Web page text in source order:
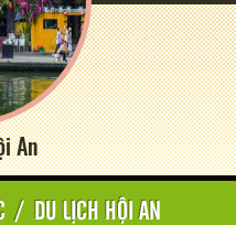
An
/ DU LỊCH HỘI AN